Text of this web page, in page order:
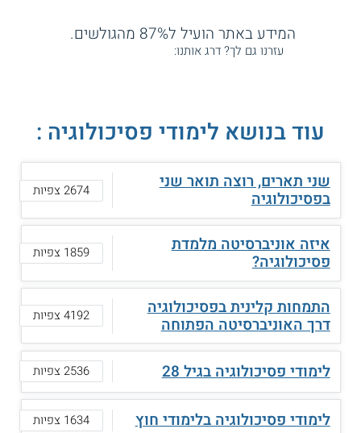
המידע באתר הועיל ל87% מהגולשים.
עזרנו גם לך? דרג אותנו:
עוד בנושא לימודי פסיכולוגיה :
שני תארים, רוצה תואר שני
בפסיכולוגיה 2674 צפיות
איזה אוניברסיטה מלמדת
פסיכולוגיה? 1859 צפיות
התמחות קלינית בפסיכולוגיה
דרך האוניברסיטה הפתוחה 4192 צפיות
לימודי פסיכולוגיה בגיל 28 2536 צפיות
לימודי פסיכולוגיה בלימודי חוץ 1634 צפיות